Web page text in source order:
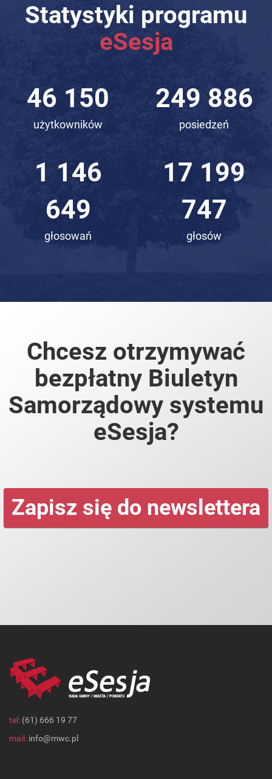
Statystyki programu
eSesja
65 932
użytkowników
356 998
posiedzeń
1 638
150
głosowań
24 572
265
głosów
Chcesz otrzymywać
bezpłatny Biuletyn
Samorządowy systemu
eSesja?
Zapisz się do newslettera
tel: (61) 666 19 77
mail: info@mwc.pl